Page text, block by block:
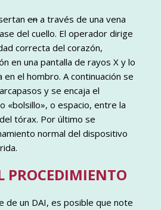
en a través de una vena
del cuello. El operador dirige
correcta del corazón,
en una pantalla de rayos X y lo
el hombro. A continuación se
y se encaja el
«bolsillo», o espacio, entre la
tórax. Por último se
normal del dispositivo
PROCEDIMIENTO
de un DAI, es posible que note